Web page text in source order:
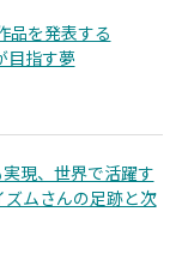
品を発表する
目指す夢
現、世界で活躍す
ムさんの足跡と次